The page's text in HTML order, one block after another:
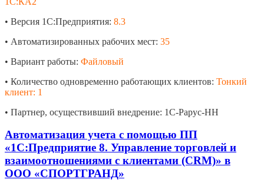
• Версия 1С:Предприятия: 8.3
• Автоматизированных рабочих мест: 35
• Вариант работы: Файловый
• Количество одновременно работающих клиентов: Тонкий
клиент: 1
• Партнер, осуществивший внедрение: 1С-Рарус-НН
Автоматизация учета с помощью ПП
«1С:Предприятие 8. Управление торговлей и
взаимоотношениями с клиентами (CRM)» в
ООО «СПОРТГРАНД»